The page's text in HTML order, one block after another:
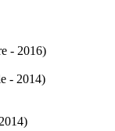
- 2016)
- 2014)